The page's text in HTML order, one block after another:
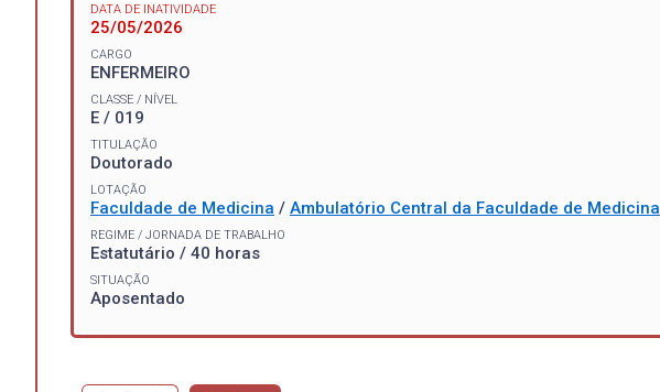
DATA DE INATIVIDADE
25/05/2026
CARGO
ENFERMEIRO
CLASSE / NÍVEL
E / 019
TITULAÇÃO
Doutorado
LOTAÇÃO
Faculdade de Medicina / Ambulatório Central da Faculdade de Medicina
REGIME / JORNADA DE TRABALHO
Estatutário / 40 horas
SITUAÇÃO
Aposentado